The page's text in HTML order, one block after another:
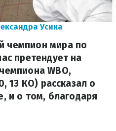
Усика
чемпион мира по
претендует на
WBO,
13 КО) рассказал о
и о том, благодаря